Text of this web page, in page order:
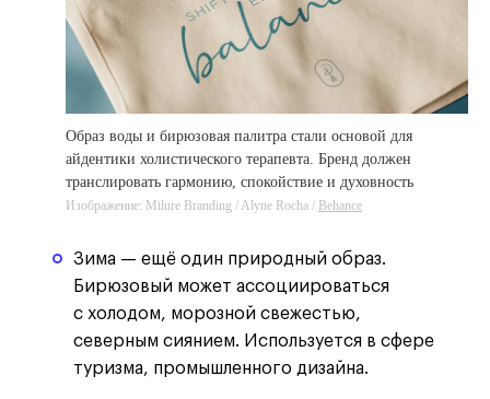
Образ воды и бирюзовая палитра стали основой для
айдентики холистического терапевта. Бренд должен
транслировать гармонию, спокойствие и духовность
Изображение: Milure Branding / Alyne Rocha / Behance
Зима — ещё один природный образ.
Бирюзовый может ассоциироваться
с холодом, морозной свежестью,
северным сиянием. Используется в сфере
туризма, промышленного дизайна.